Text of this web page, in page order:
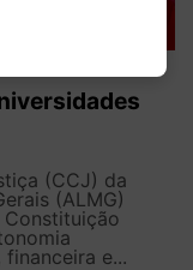
(CCJ) da
(ALMG)
Constituição
e...